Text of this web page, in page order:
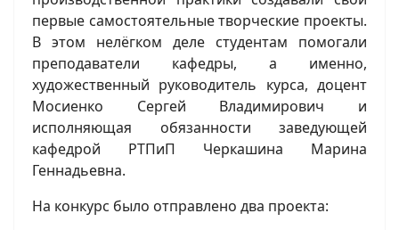
первые самостоятельные творческие проекты.
В этом нелёгком деле студентам помогали
преподаватели кафедры, а именно,
художественный руководитель курса, доцент
Мосиенко Сергей Владимирович и
исполняющая обязанности заведующей
кафедрой РТПиП Черкашина Марина
Геннадьевна.
На конкурс было отправлено два проекта: